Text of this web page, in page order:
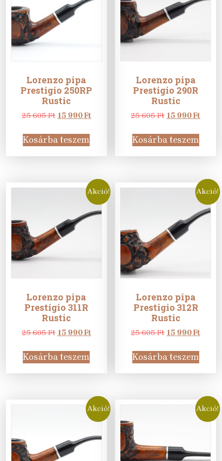
Lorenzo pipa
Prestigio 250RP
Rustic
25 605Ft Original
was:
25
605 Ft.
15 990FtCurrent
990 Ft.
Kosárba teszem
Lorenzo pipa
Prestigio 290R
Rustic
25 605Ft Original
was:
25
605 Ft.
15 990Ft
990
Kosárba teszem
Akció!
Lorenzo pipa
Prestigio 311R
Rustic
25 605Ft Original
was:
25
605 Ft.
15 990FtCurrent
990 Ft.
Kosárba teszem
Akció!
Lorenzo pipa
Prestigio 312R
Rustic
25 605Ft Original
was:
25
605 Ft.
15 990Ft
990
Kosárba teszem
Akció! Akció!